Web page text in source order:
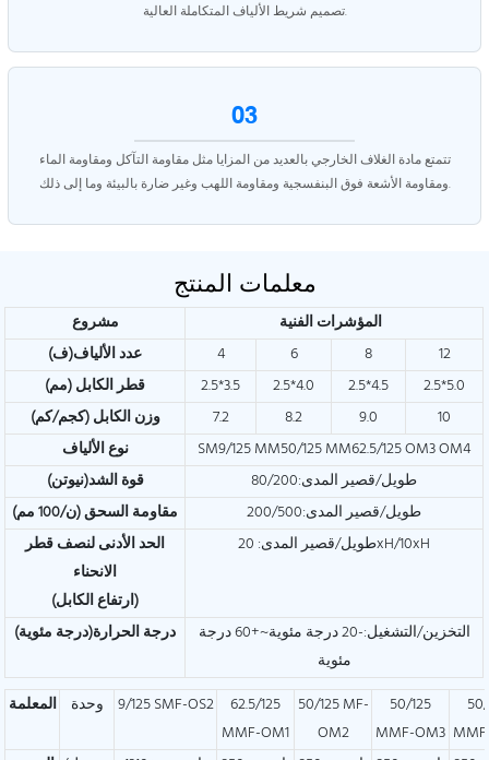
تصميم شريط الألياف المتكاملة العالية.
03
تتمتع مادة الغلاف الخارجي بالعديد من المزايا مثل مقاومة التآكل ومقاومة الماء
ومقاومة الأشعة فوق البنفسجية ومقاومة اللهب وغير ضارة بالبيئة وما إلى ذلك.
معلمات المنتج
مشروع
عدد الألياف(ف)
4 6 8
12
قطر الكابل (مم)
2.5*3.5 2.5*4.0 2.5*4.5
2.5*5.0
وزن الكابل (كجم/كم)
7.2 8.2 9.0
10
نوع الألياف
SM9/125 MM50/125 MM62.5/125 OM3 OM4
قوة الشد(نيوتن)
طويل/قصير المدى:80/200
مقاومة السحق (ن/100 مم)
طويل/قصير المدى:200/500
الحد الأدنى لنصف قطر
الانحناء
(ارتفاع الكابل)
طويل/قصير المدى: 20xH/10xH
درجة الحرارة(درجة مئوية)
التخزين/التشغيل:-20 درجة مئوية~+60 درجة
مئوية
المعلمة
وحدة 9/125 SMF-OS2
62.5/125
MMF-OM1
50/125 MF-
OM2
50/125
MMF-OM3